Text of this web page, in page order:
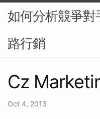
如何分析競爭對
路行銷
Cz
Oct 4, 2013